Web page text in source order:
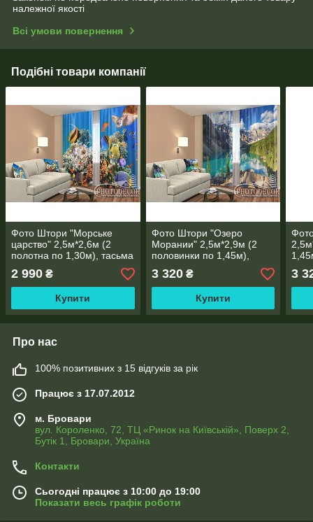
належної якості
Всі умови повернення
Подібні товари компанії
Фото Штори "Морське
царство" 2,5м*2,6м (2
полотна по 1,30м), тасьма
2 990 ₴
Купити
Фото Штори "Озеро
Морании" 2,5м*2,9м (2
половинки по 1,45м),
3 320₴
Купити
3
Про нас
100% позитивних з 15 відгуків за рік
Працює з 17.07.2012
м. Бровари
вул. Короленко, 72, ТЦ «Ринок на Київській», Поверх 2,
Бутік 1, Бровари, Україна
Контакти
Сьогодні працює з 10:00 до 19:00
Показати весь графік роботи